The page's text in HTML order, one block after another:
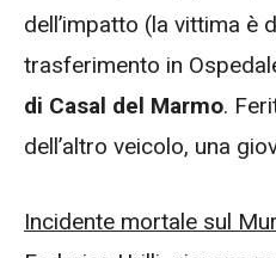
dell’impatto (la vittima è
trasferimento in
di Casal del Marmo.
dell’altro veicolo, una
Incidente mortale sul